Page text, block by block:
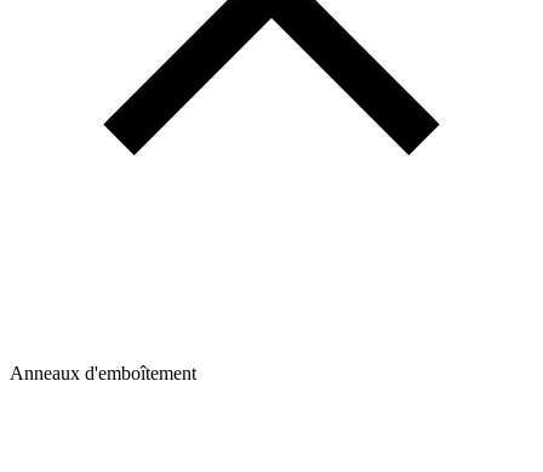
Anneaux d'emboîtement